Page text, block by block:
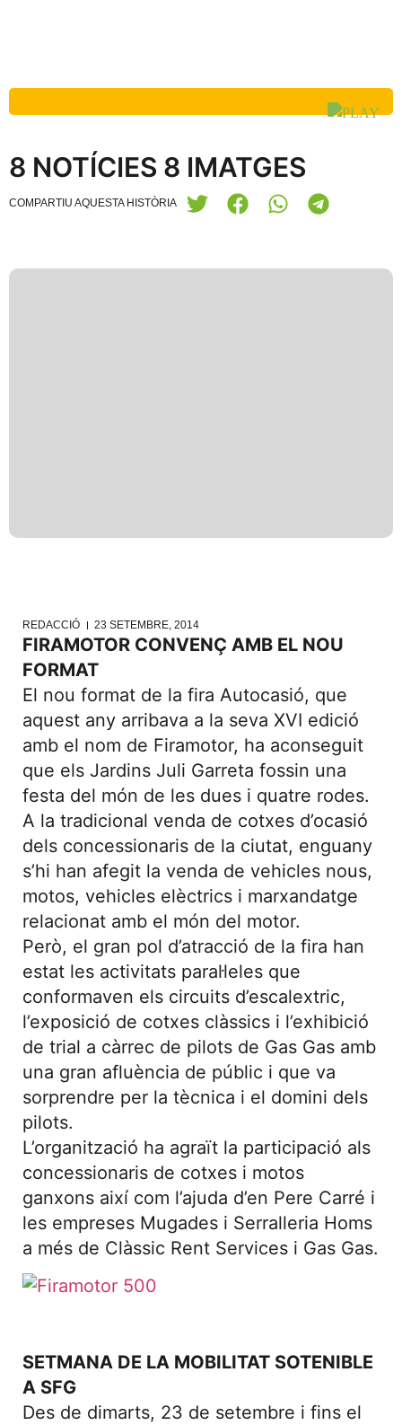
8 NOTÍCIES 8 IMATGES
COMPARTIU AQUESTA HISTÒRIA
REDACCIÓ 23 SETEMBRE, 2014
FIRAMOTOR CONVENÇ AMB EL NOU
FORMAT
El nou format de la fira Autocasió, que
aquest any arribava a la seva XVI edició
amb el nom de Firamotor, ha aconseguit
que els Jardins Juli Garreta fossin una
festa del món de les dues i quatre rodes.
A la tradicional venda de cotxes d’ocasió
dels concessionaris de la ciutat, enguany
s’hi han afegit la venda de vehicles nous,
motos, vehicles elèctrics i marxandatge
relacionat amb el món del motor.
Però, el gran pol d’atracció de la fira han
estat les activitats paral·leles que
conformaven els circuits d’escalextric,
l’exposició de cotxes clàssics i l’exhibició
de trial a càrrec de pilots de Gas Gas amb
una gran afluència de públic i que va
sorprendre per la tècnica i el domini dels
pilots.
L’organització ha agraït la participació als
concessionaris de cotxes i motos
ganxons així com l’ajuda d’en Pere Carré i
les empreses Mugades i Serralleria Homs
a més de Clàssic Rent Services i Gas Gas.
SETMANA DE LA MOBILITAT SOTENIBLE
A SFG
Des de dimarts, 23 de setembre i fins el